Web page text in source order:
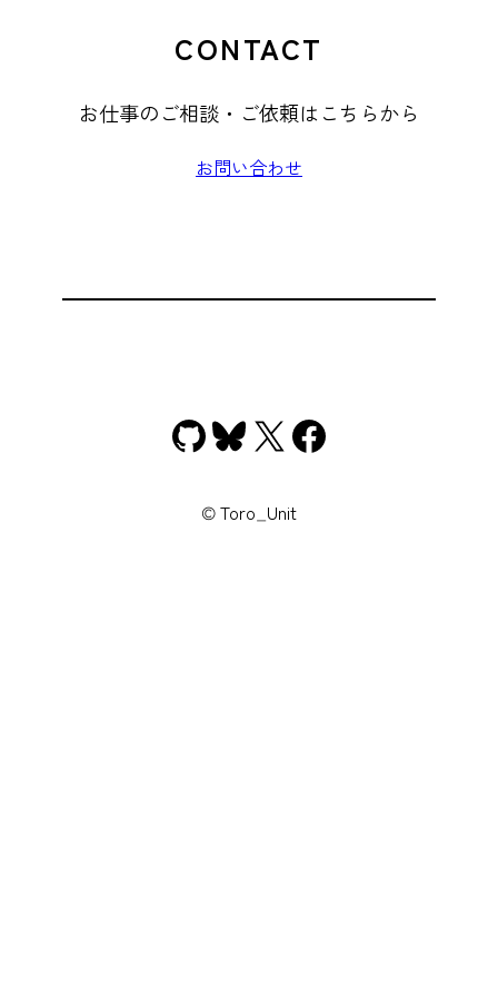
CONTACT
お仕事のご相談・ご依頼はこちらから
お問い合わせ
GitHub
Bluesky
X Facebook
© Toro_Unit